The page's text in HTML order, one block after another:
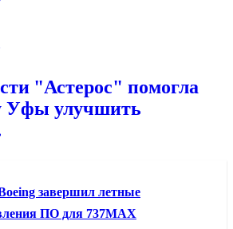
"Астерос" помогла
Уфы улучшить
завершил летные
ПО для 737МАX